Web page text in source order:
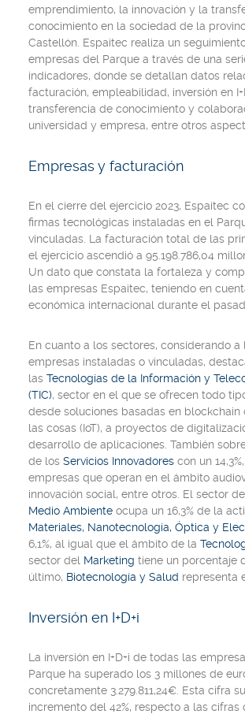
emprendimiento, la innovación y la
conocimiento en la sociedad de la
Castellón. Espaitec realiza un
empresas del Parque a través de una
indicadores, donde se detallan datos
facturación, empleabilidad, inversión en
transferencia de conocimiento y
universidad y empresa, entre otros
Empresas y facturación
En el cierre del ejercicio 2023, Espaitec
firmas tecnológicas instaladas en el
vinculadas. La facturación total de las
el ejercicio ascendió a 95.198.786,04
Un dato que constata la fortaleza y
las empresas Espaitec, teniendo en
económica internacional durante el
En cuanto a los sectores, considerando a
empresas instaladas o vinculadas,
las Tecnologías de la Información y
(TIC), sector en el que se ofrecen todo
desde soluciones basadas en blockchain
las cosas (IoT), a proyectos de
desarrollo de aplicaciones. También
de los Servicios Innovadores con un
empresas que operan en el ámbito
innovación social, entre otros. El sector
Medio Ambiente ocupa un 16,3% de la
Materiales, Nanotecnología, Óptica y
6,1%, al igual que el ámbito de la
sector del Marketing tiene un porcentaje
último, Biotecnología y Salud representa
Inversión en I+D+i
La inversión en I+D+i de todas las
Parque ha superado los 3 millones de
concretamente 3.279.811,24€. Esta cifra
incremento del 42%, respecto a las cifras